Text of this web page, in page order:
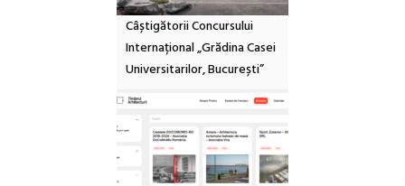
Câștigătorii Concursului
Internațional „Grădina Casei
Universitarilor, București”